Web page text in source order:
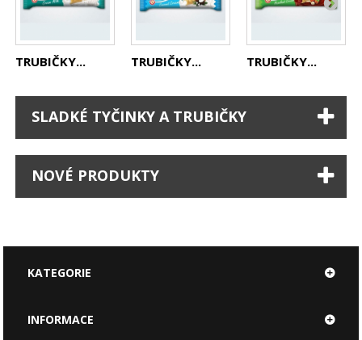
TRUBIČKY... TRUBIČKY... TRUBIČKY...
SLADKÉ TYČINKY A TRUBIČKY
NOVÉ PRODUKTY
KATEGORIE
INFORMACE